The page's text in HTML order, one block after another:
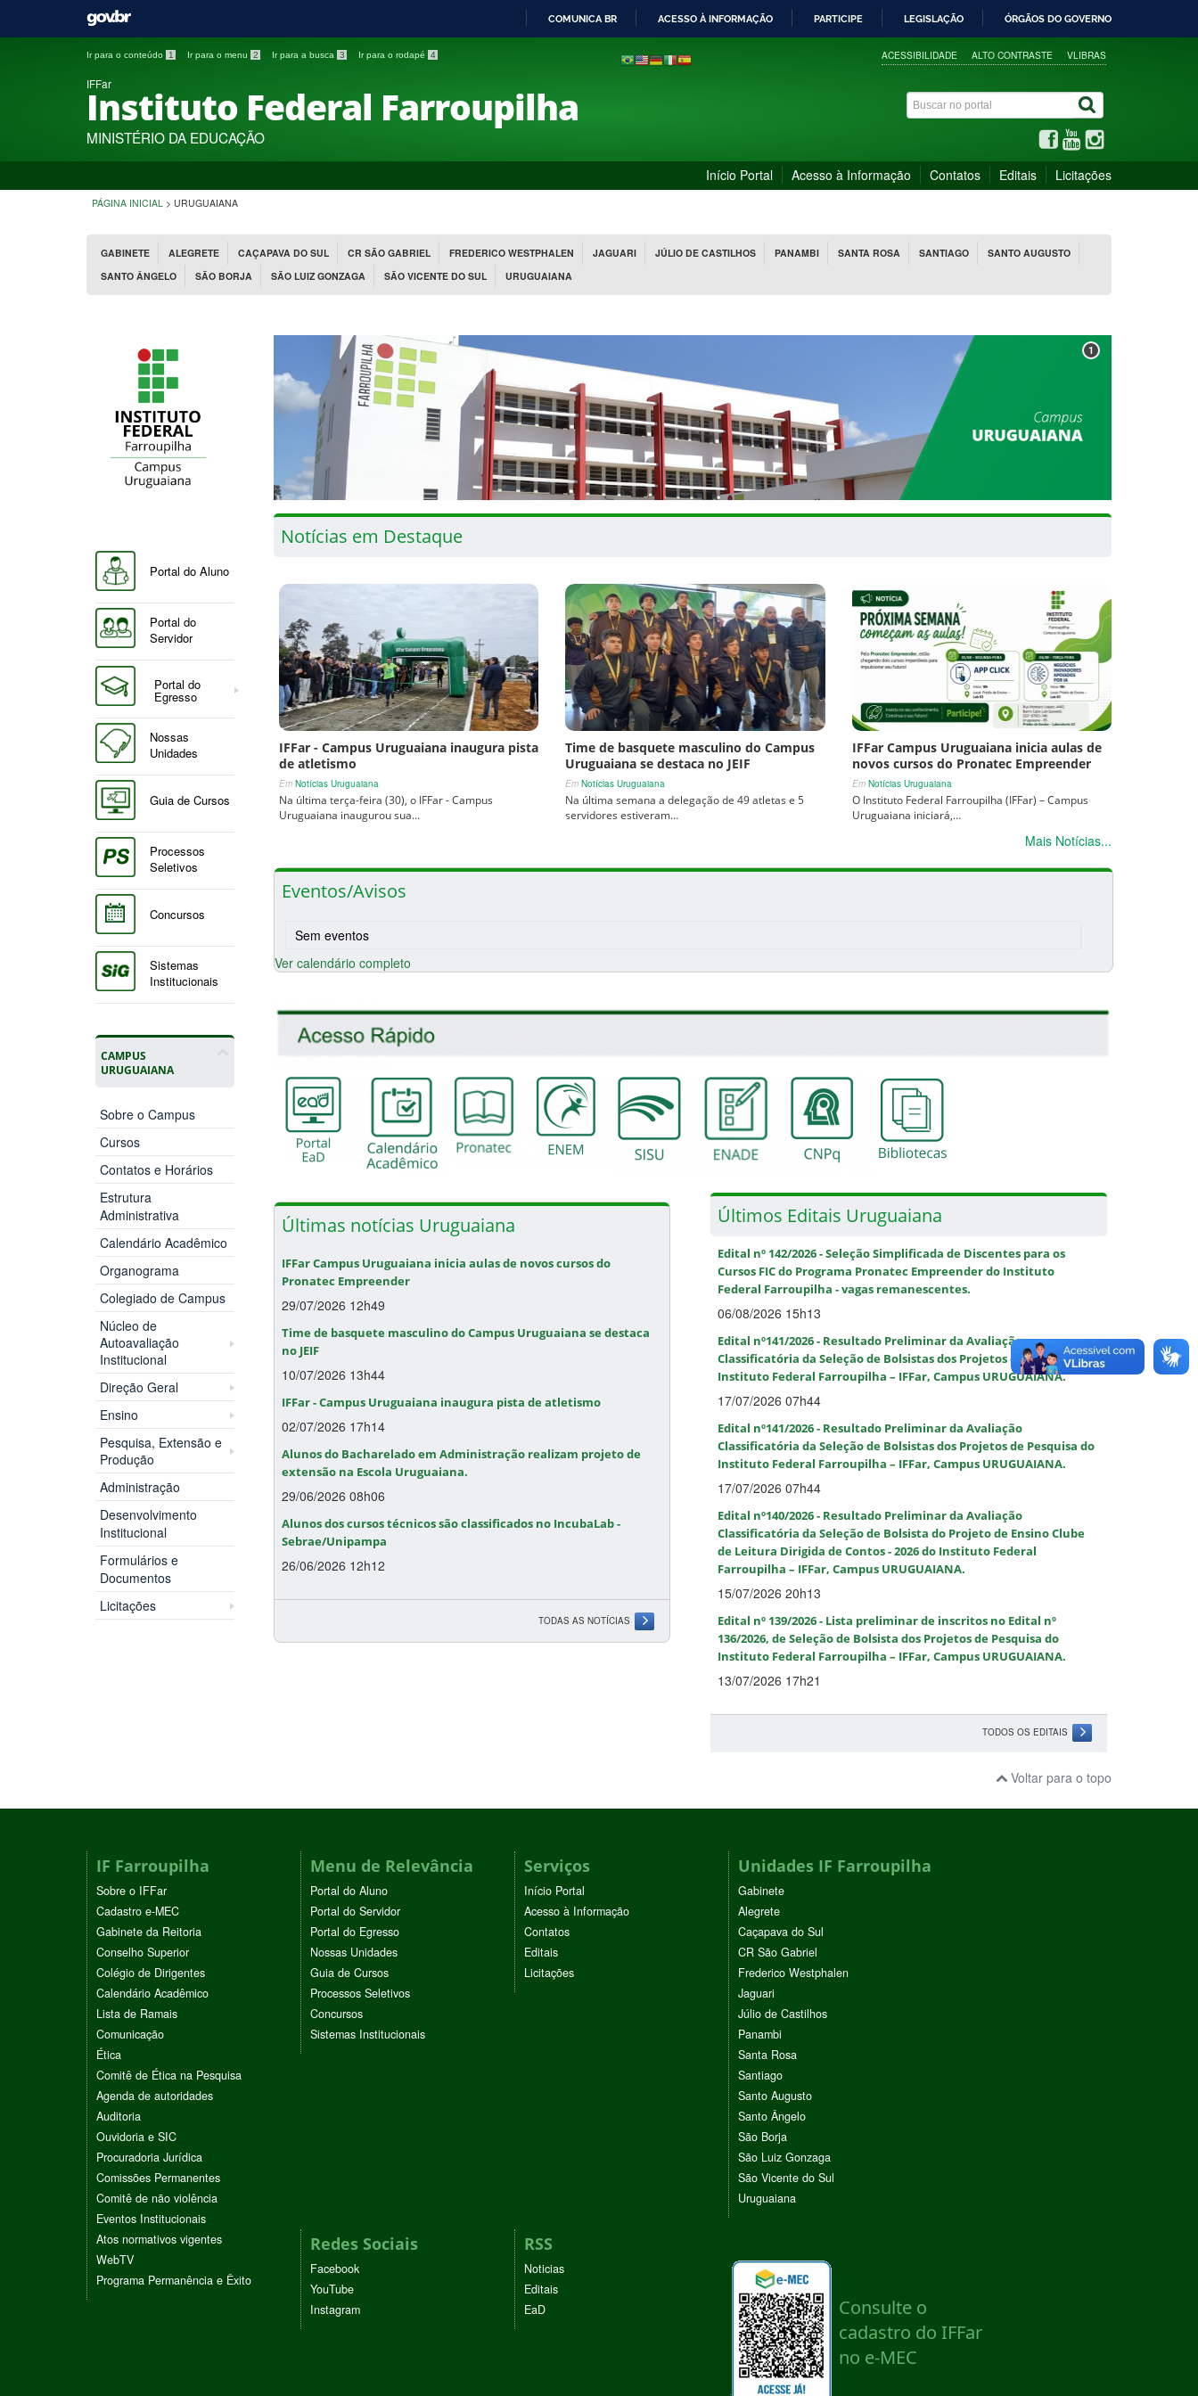
PARA
COMUNICA BR ACESSO À INFORMAÇÃO PARTICIPE LEGISLAÇÃO ÓRGÃOS DO GOVERNO
Ir para o conteúdo 1 Ir para o menu 2 Ir para a busca 3 Ir para o rodapé 4 ACESSIBILIDADE ALTO CONTRASTE VLIBRAS
IFFar
Instituto Federal Farroupilha
MINISTÉRIO DA EDUCAÇÃO
Início Portal Acesso à Informação Contatos Editais Licitações
PÁGINA INICIAL > URUGUAIANA
GABINETE ALEGRETE CAÇAPAVA DO SUL CR SÃO GABRIEL FREDERICO WESTPHALEN JAGUARI JÚLIO DE CASTILHOS PANAMBI SANTA ROSA SANTIAGO
SANTO AUGUSTO
SANTO ÂNGELO
SÃO BORJA SÃO LUIZ GONZAGA SÃO VICENTE DO SUL URUGUAIANA
Portal do Aluno
Portal do
Servidor
Portal do
Egresso
Nossas
Unidades
Guia de Cursos
Processos
Seletivos
Concursos
Sistemas
Institucionais
CAMPUS
URUGUAIANA
Sobre o Campus
Cursos
Contatos e Horários
Estrutura
Administrativa
Calendário Acadêmico
Organograma
Colegiado de Campus
Núcleo de
Autoavaliação
Institucional
Direção Geral
Ensino
Pesquisa, Extensão e
Produção
Administração
Desenvolvimento
Institucional
Formulários e
Documentos
Licitações
1
Notícias em Destaque
IFFar Campus Uruguaiana inicia aulas de
novos cursos do Pronatec Empreender
Em Notícias Uruguaiana
O Instituto Federal Farroupilha (IFFar) – Campus
Uruguaiana iniciará,…
Time de basquete masculino do Campus
Uruguaiana se destaca no JEIF
EmNotícias Uruguaiana
Na última semana a delegação de 49 atletas e 5
servidores estiveram…
IFFar - Campus Uruguaiana inaugura pista
de atletismo
Em Notícias Uruguaiana
Na última terça-feira (30), o IFFar - Campus
Uruguaiana inaugurou sua…
Mais Notícias...
Eventos/Avisos
Sem eventos
Ver calendário completo
Últimas notícias Uruguaiana
IFFar Campus Uruguaiana inicia aulas de novos cursos do
Pronatec Empreender
29/07/2026 12h49
Time de basquete masculino do Campus Uruguaiana se destaca
no JEIF
10/07/2026 13h44
IFFar - Campus Uruguaiana inaugura pista de atletismo
02/07/2026 17h14
Alunos do Bacharelado em Administração realizam projeto de
extensão na Escola Uruguaiana.
29/06/2026 08h06
Alunos dos cursos técnicos são classificados no IncubaLab -
Sebrae/Unipampa
26/06/2026 12h12
TODAS AS NOTÍCIAS
Últimos Editais Uruguaiana
Edital nº 142/2026 - Seleção Simplificada de Discentes para os
Cursos FIC do Programa Pronatec Empreender do Instituto
Federal Farroupilha - vagas remanescentes.
06/08/2026 15h13
Edital nº141/2026 - Resultado Preliminar da Avaliação
Classificatória da Seleção de Bolsistas dos Projetos de Pesquisa do
Instituto Federal Farroupilha – IFFar, Campus URUGUAIANA.
17/07/2026 07h44
Edital nº141/2026 - Resultado Preliminar da Avaliação
Classificatória da Seleção de Bolsistas dos Projetos de Pesquisa do
Instituto Federal Farroupilha – IFFar, Campus URUGUAIANA.
17/07/2026 07h44
Edital nº140/2026 - Resultado Preliminar da Avaliação
Classificatória da Seleção de Bolsista do Projeto de Ensino Clube
de Leitura Dirigida de Contos - 2026 do Instituto Federal
Farroupilha – IFFar, Campus URUGUAIANA.
15/07/2026 20h13
Edital nº 139/2026 - Lista preliminar de inscritos no Edital nº
136/2026, de Seleção de Bolsista dos Projetos de Pesquisa do
Instituto Federal Farroupilha – IFFar, Campus URUGUAIANA.
13/07/2026 17h21
TODOS OS EDITAIS
Voltar para o topo
IF Farroupilha
Sobre o IFFar
Cadastro e-MEC
Gabinete da Reitoria
Conselho Superior
Colégio de Dirigentes
Calendário Acadêmico
Lista de Ramais
Comunicação
Ética
Comitê de Ética na Pesquisa
Agenda de autoridades
Auditoria
Ouvidoria e SIC
Procuradoria Jurídica
Comissões Permanentes
Comitê de não violência
Eventos Institucionais
Atos normativos vigentes
WebTV
Programa Permanência e Êxito
Menu de Relevância
Portal do Aluno
Portal do Servidor
Portal do Egresso
Nossas Unidades
Guia de Cursos
Processos Seletivos
Concursos
Sistemas Institucionais
Serviços
Início Portal
Acesso à Informação
Contatos
Editais
Licitações
Unidades IF Farroupilha
Gabinete
Alegrete
Caçapava do Sul
CR São Gabriel
Frederico Westphalen
Jaguari
Júlio de Castilhos
Panambi
Santa Rosa
Santiago
Santo Augusto
Santo Ângelo
São Borja
São Luiz Gonzaga
São Vicente do Sul
Uruguaiana
Redes Sociais
Facebook
YouTube
Instagram
RSS
Noticias
Editais
EaD